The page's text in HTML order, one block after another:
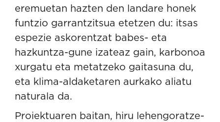
eremuetan hazten den landare honek
funtzio garrantzitsua etetzen du: itsas
espezie askorentzat babes- eta
hazkuntza-gune izateaz gain, karbonoa
xurgatu eta metatzeko gaitasuna du,
eta klima-aldaketaren aurkako aliatu
naturala da.
Proiektuaren baitan, hiru lehengoratze-